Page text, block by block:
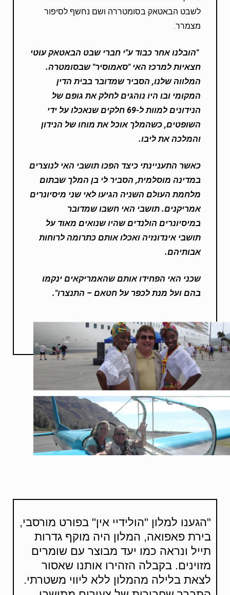
לשבט הבאטאק בסומטררה ושם נחשף לסיפור
מצמרר.
"הובלנו אחר כבוד ע"י חברי שבט הבאטאק עוטי
חצאיות למרכז האי "סאמוסיר" שבסומטרה.
המלווה שלנו, הסביר שמדובר בבית הדין
המקומי ובו היו נוהגים לחלק את גופם של
הנידונים למוות ל-69 חלקים שנאכלו על ידי
השופטים, כשהמלך אוכל את מוחו של הנידון
והמלכה את ליבו.
כאשר התעניינתי כיצד הפכו תושבי האי לנוצרים
במדינה מוסלמית, הסביר לי בן המלך שבתום
מלחמת העולם השניה הגיעו לאי שני מיסיונרים
אמריקנים. תושבי האי חשבו שמדובר
במיסיונרים הולנדים שהיו שנואים מאוד על
תושבי אינדונזיה ואכלו אותם כתרומה לרוחות
אבותיהם.
שכני האי הפחידו אותם שהאמריקאים ינקמו
בהם ועל מנת לכפר על חטאם – התנצרו".
"הגענו למלון "הולידיי אין" בפורט מורסבי,
בירת פאפואה, המלון היה מוקף גדרות
תייל ונראה כמו יעד מבוצר עם שומרים
מזוינים. בקבלה הזהירו אותנו שאסור
לצאת בלילה מהמלון ללא ליווי משטרתי.